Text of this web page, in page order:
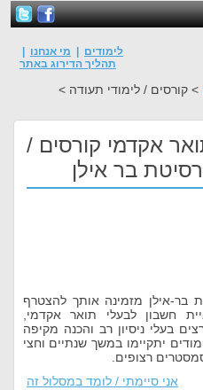
לימודים מי אנחנו
תהליך הדירוג באתר
> קורסים / לימודי תעודה >
אקדמי קורסים /
בר אילן
בר-אילן מזמינה אותך להצטרף
חשבון לבעלי תואר אקדמי,
בעלי ניסיון רב והכנה מקיפה
יתקיימו במשך שנתיים וחצי
אני סיימתי / לומד במסלול זה